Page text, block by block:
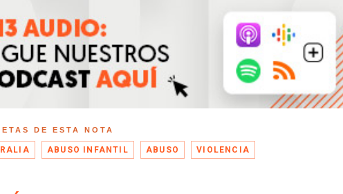
DE ESTA NOTA
ABUSO INFANTIL ABUSO VIOLENCIA